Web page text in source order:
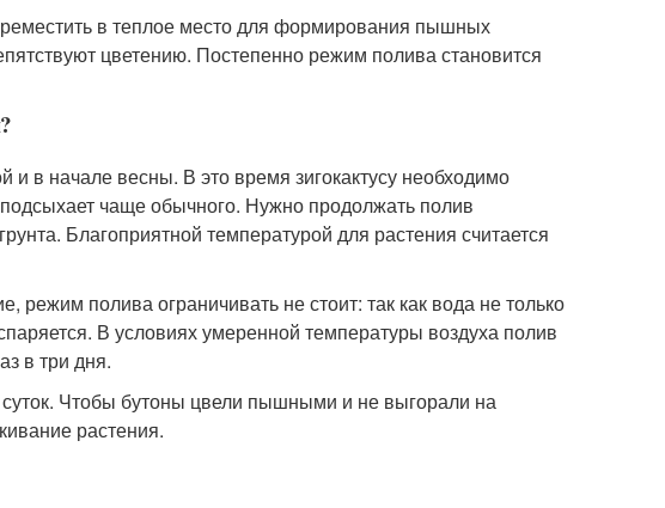
в теплое место для формирования пышных
цветению. Постепенно режим полива становится
в начале весны. В это время зигокактусу необходимо
чаще обычного. Нужно продолжать полив
Благоприятной температурой для растения считается
режим полива ограничивать не стоит: так как вода не только
В условиях умеренной температуры воздуха полив
в три дня.
Чтобы бутоны цвели пышными и не выгорали на
растения.